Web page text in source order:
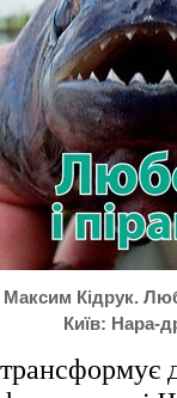
Максим Кідрук.
Київ: Нара-
трансформує